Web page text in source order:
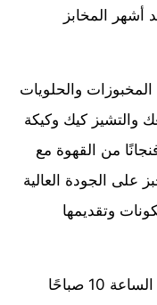
أشهر المخابز
المخبوزات والحلويات
والتشيز كيك وكيكة
من القهوة مع
على الجودة العالية
وتقديمها
: طوال أيام الأسبوع من الساعة 10 صباحًا